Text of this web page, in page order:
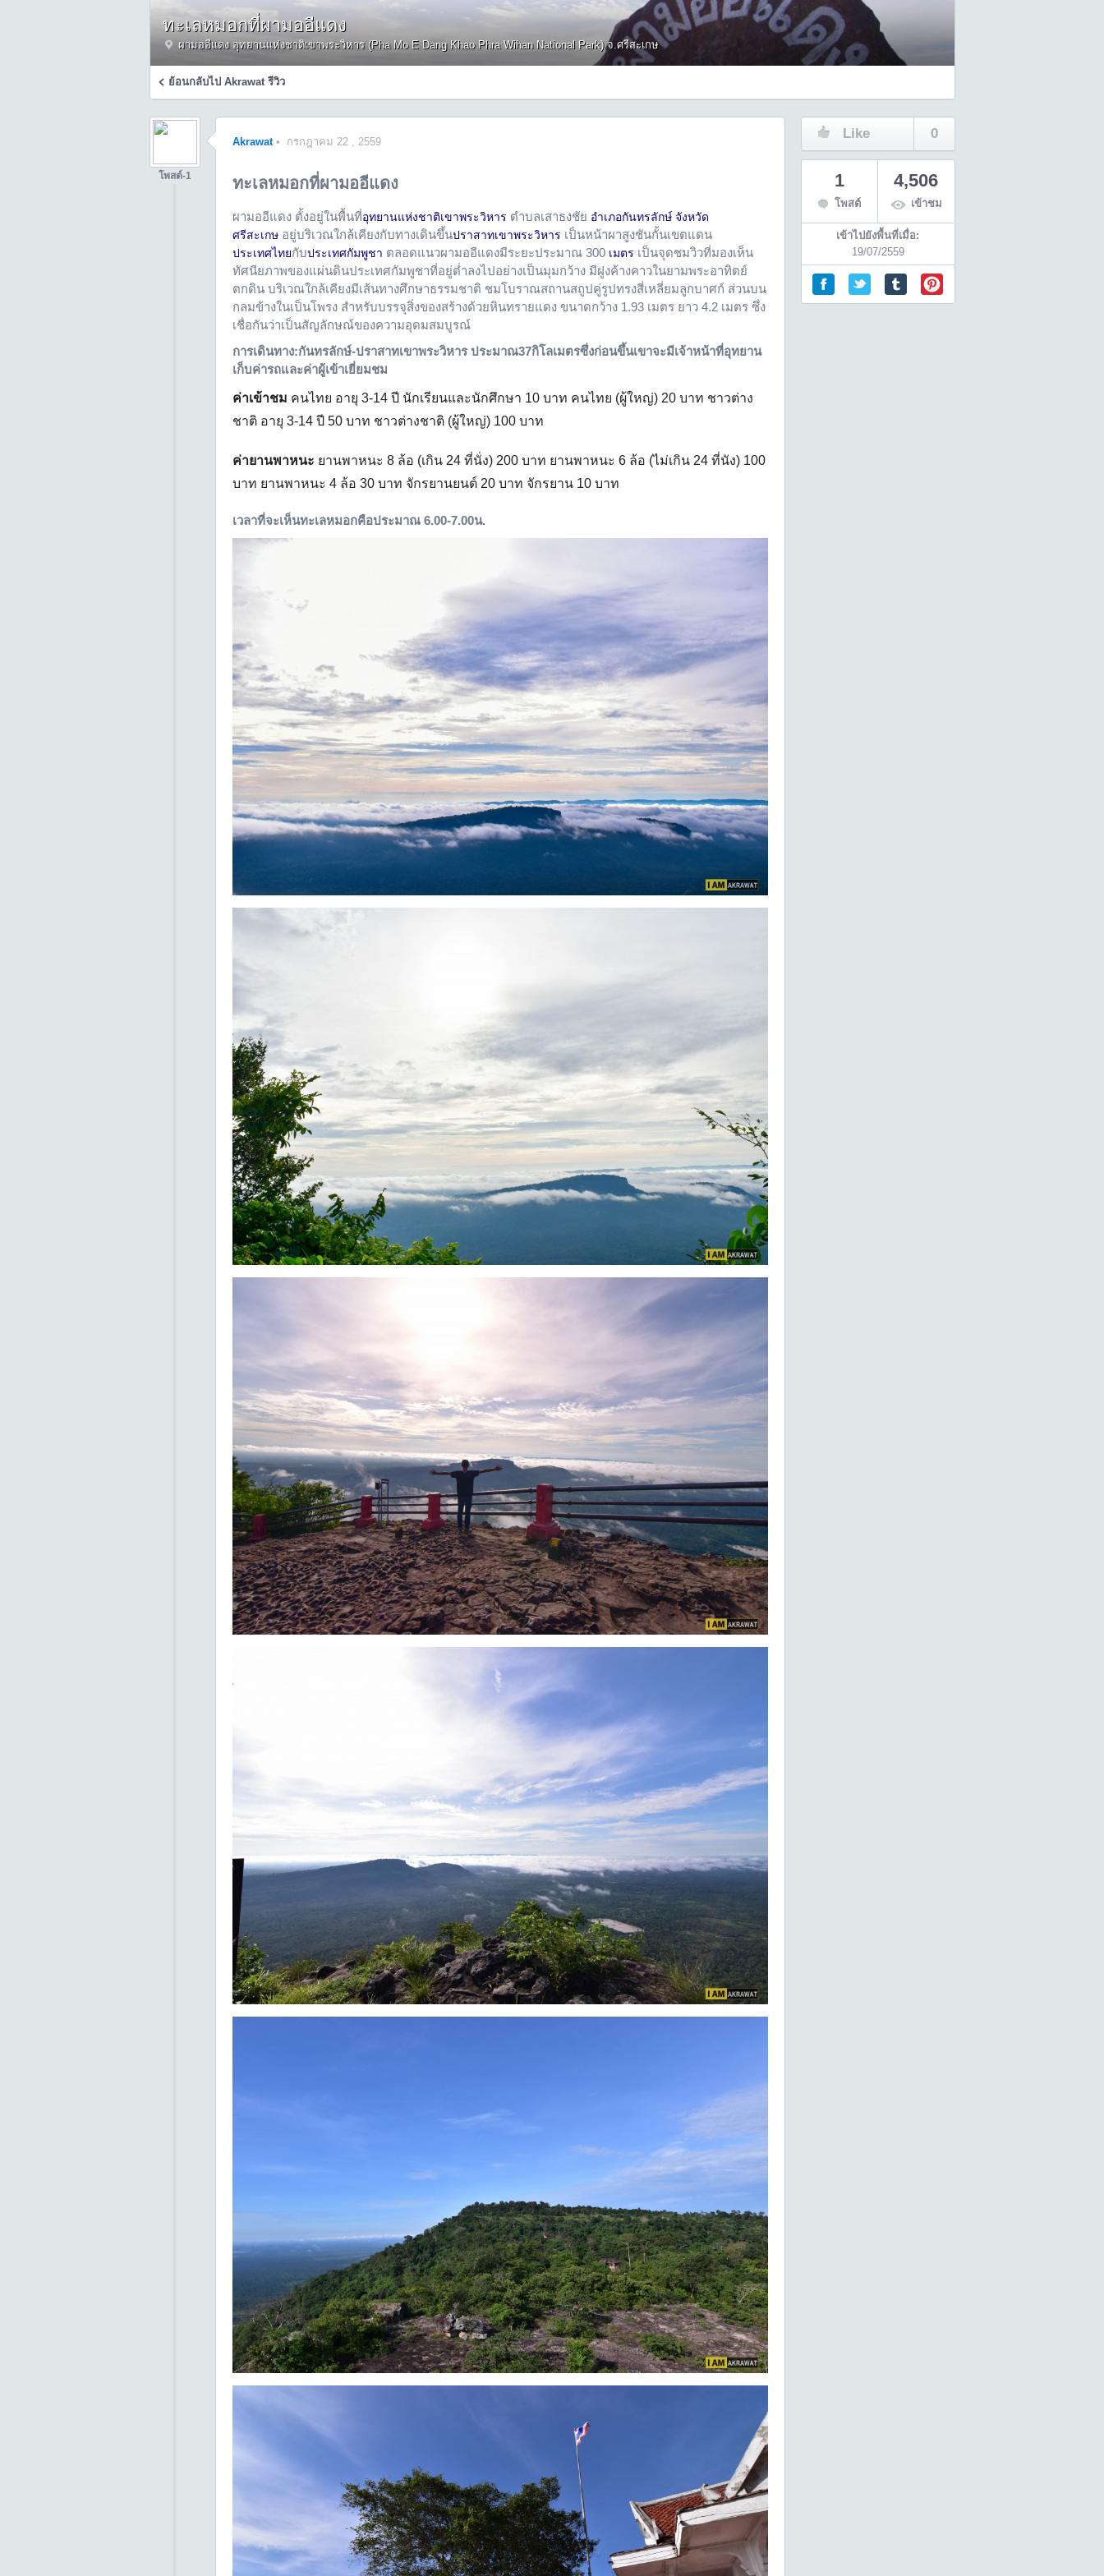
ทะเลหมอกที่ผามออีแดง
ผามออีแดง อุทยานแห่งชาติเขาพระวิหาร (Pha Mo E Dang Khao Phra Wihan National Park) จ.ศรีสะเกษ
ย้อนกลับไป Akrawatรีวิว
โพสต์-1
Akrawat• กรกฎาคม 22 , 2559
ทะเลหมอกที่ผามออีแดง
ผามออีแดง ตั้งอยู่ในพื้นที่อุทยานแห่งชาติเขาพระวิหาร ตำบลเสาธงชัย อำเภอกันทรลักษ์ จังหวัด
ศรีสะเกษอยู่บริเวณใกล้เคียงกับทางเดินขึ้นปราสาทเขาพระวิหาร เป็นหน้าผาสูงชันกั้นเขตแดน
ประเทศไทยกับประเทศกัมพูชา ตลอดแนวผามออีแดงมีระยะประมาณ 300 เมตร เป็นจุดชมวิวที่มองเห็น
ทัศนียภาพของแผ่นดินประเทศกัมพูชาที่อยู่ต่ำลงไปอย่างเป็นมุมกว้าง มีฝูงค้างคาวในยามพระอาทิตย์
ตกดิน บริเวณใกล้เคียงมีเส้นทางศึกษาธรรมชาติ ชมโบราณสถานสถูปคู่รูปทรงสี่เหลี่ยมลูกบาศก์ ส่วนบน
กลมข้างในเป็นโพรง สำหรับบรรจุสิ่งของสร้างด้วยหินทรายแดง ขนาดกว้าง 1.93 เมตร ยาว 4.2 เมตร ซึ่ง
เชื่อกันว่าเป็นสัญลักษณ์ของความอุดมสมบูรณ์
การเดินทาง:กันทรลักษ์-ปราสาทเขาพระวิหาร ประมาณ37กิโลเมตรซึ่งก่อนขึ้นเขาจะมีเจ้าหน้าที่อุทยาน
เก็บค่ารถและค่าผู้เข้าเยี่ยมชม
ค่าเข้าชม คนไทย อายุ 3-14 ปี นักเรียนและนักศึกษา 10 บาท คนไทย (ผู้ใหญ่) 20 บาท ชาวต่าง
ชาติ อายุ 3-14 ปี 50 บาท ชาวต่างชาติ (ผู้ใหญ่) 100 บาท
ค่ายานพาหนะ ยานพาหนะ 8 ล้อ (เกิน 24 ที่นั่ง) 200 บาท ยานพาหนะ 6 ล้อ (ไม่เกิน 24 ที่นัง) 100
บาท ยานพาหนะ 4 ล้อ 30 บาท จักรยานยนต์ 20 บาท จักรยาน 10 บาท
เวลาที่จะเห็นทะเลหมอกคือประมาณ 6.00-7.00น.
Like 0
1
โพสต์
4,506
เข้าชม
เข้าไปยังพื้นที่เมื่อ:
19/07/2559